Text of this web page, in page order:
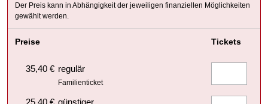
Der Preis kann in Abhängigkeit der jeweiligen finanziellen Möglichkeiten
gewählt werden.
Tickets
Preise
35,40 € regulär
Familienticket
25,40 € günstiger